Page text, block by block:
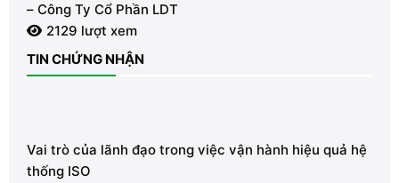
– Công Ty Cổ Phần LDT
2129 lượt xem
TIN CHỨNG NHẬN
Vai trò của lãnh đạo trong việc vận hành hiệu quả hệ
thống ISO